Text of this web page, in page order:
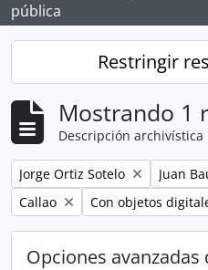
pública
Restringir
Mostrando 1
Descripción archivística
Remove filter:
Jorge Ortiz Sotelo
Juan
Remove filter:
Callao Remove filter:
Con objetos
Opciones avanzadas